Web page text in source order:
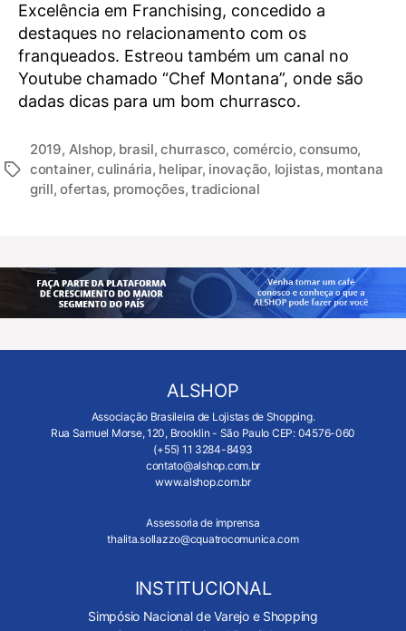
Excelência em Franchising, concedido a
destaques no relacionamento com os
franqueados. Estreou também um canal no
Youtube chamado “Chef Montana”, onde são
dadas dicas para um bom churrasco.
2019, Alshop, brasil,churrasco, comércio,consumo,
container,culinária, helipar, inovação, lojistas, montana
grill,ofertas, promoções,tradicional
ALSHOP
Associação Brasileira de Lojistas de Shopping.
Rua Samuel Morse, 120, Brooklin - São Paulo CEP: 04576-060
(+55) 11 3284-8493
contato@alshop.com.br
www.alshop.com.br
Assessoria de imprensa
thalita.sollazzo@cquatrocomunica.com
INSTITUCIONAL
Simpósio Nacional de Varejo e Shopping